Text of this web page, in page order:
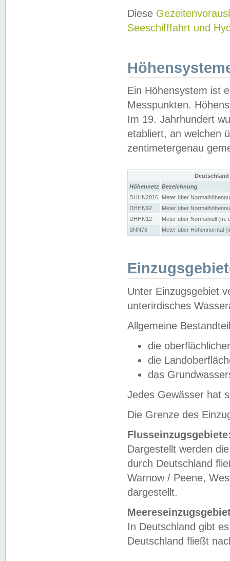
Diese
Seeschifffahrt und
Ein Höhensystem ist
Messpunkten.
Im 19. Jahrhundert
etabliert, an welchen
zentimetergenau
Höhennetz Bezeichnung
DHHN2016
Meter über
DHHN92
Meter über
DHHN12
Meter über Normalnull (m.
SNN76
Meter über Höhennormal
Unter Einzugsgebiet
unterirdisches
Allgemeine
die
die
das
Jedes Gewässer hat
Die Grenze des
Dargestellt werden
durch Deutschland
Warnow / Peene,
dargestellt.
In Deutschland gibt
Deutschland fließt